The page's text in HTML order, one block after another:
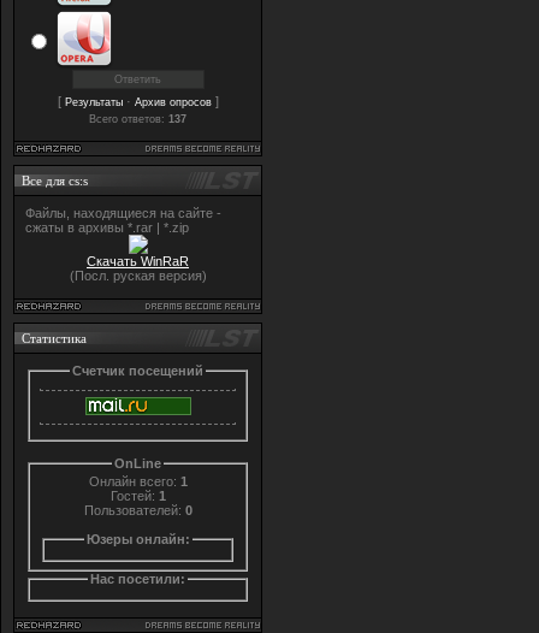
[ Результаты· Архив опросов]
Всего ответов: 137
Все для cs:s
Файлы, находящиеся на сайте -
сжаты в архивы *.rar | *.zip
Скачать WinRaR
(Посл. руская версия)
Статистика
Счетчик посещений
OnLine
Онлайн всего: 1
Гостей: 1
Пользователей: 0
Юзеры онлайн:
Нас посетили: